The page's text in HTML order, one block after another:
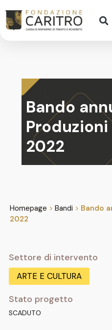
Bando
2022
Homepage > Bandi > Bando
2022
Settore di intervento
ARTE E CULTURA
Stato progetto
SCADUTO